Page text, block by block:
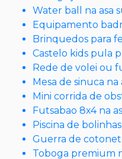
Water ball na asa
Equipamento
Brinquedos para
Castelo kids pula
Rede de volei ou
Mesa de sinuca na
Mini corrida de
Futsabao 8x4 na
Piscina de
Guerra de
Toboga premium